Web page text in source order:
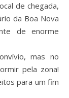
de chegada,
da Boa Nova
de enorme
mas no
pela zona!
para um fim